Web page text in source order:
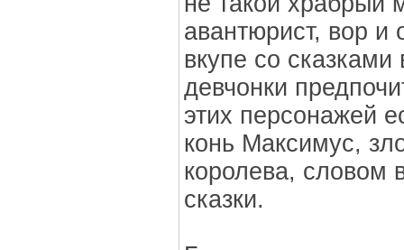
авантюрист, вор и
вкупе со
девчонки
этих персонажей
конь Максимус,
королева, словом
сказки.